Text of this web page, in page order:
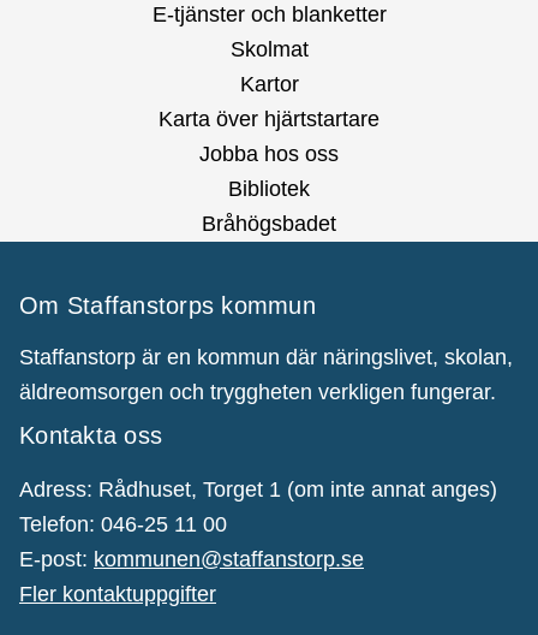
E-tjänster och blanketter
Skolmat
Kartor
Karta över hjärtstartare
Jobba hos oss
Bibliotek
Bråhögsbadet
Om Staffanstorps kommun
Staffanstorp är en kommun där näringslivet, skolan,
äldreomsorgen och tryggheten verkligen fungerar.
Kontakta oss
Adress: Rådhuset, Torget 1 (om inte annat anges)
Telefon: 046-25 11 00
E-post: kommunen@staffanstorp.se
Fler kontaktuppgifter